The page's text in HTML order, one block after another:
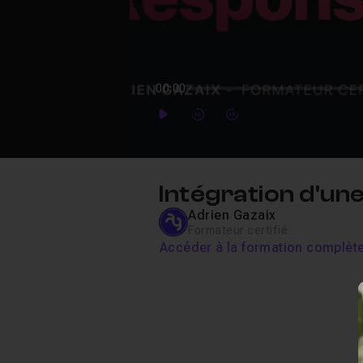
00:00
ForwardForward
Intégration
Adrien Gazaix
Accéder à la formation